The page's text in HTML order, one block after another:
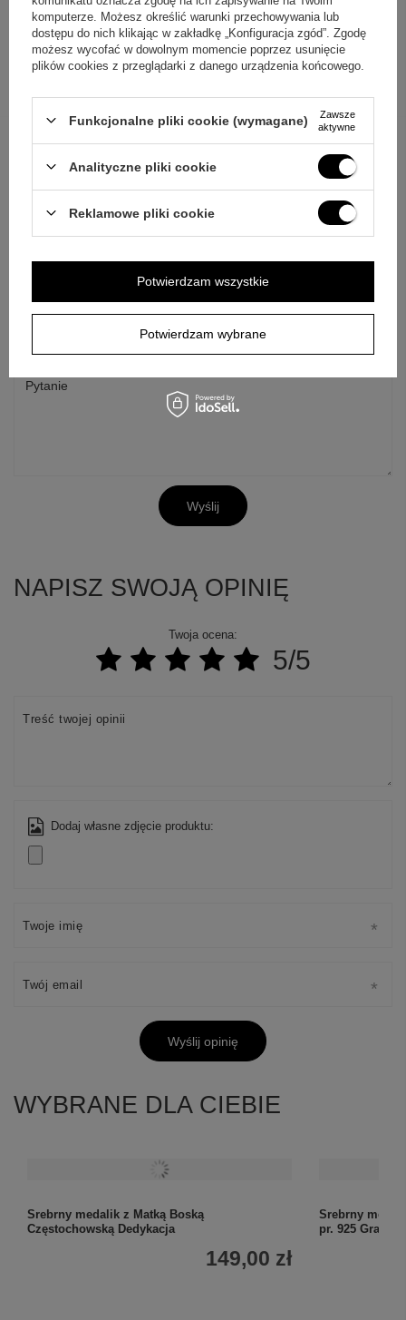
ZAPYTAJ O PRODUKT
Jeżeli powyższy opis jest dla Ciebie niewystarczający, prześlij nam
. Przesyłając je, akceptujesz jej postanowienia.
Pytanie
Wyślij
NAPISZ SWOJĄ OPINIĘ
Twoja ocena:
5/5
Treść twojej opinii
Dodaj własne zdjęcie produktu:
Twoje imię
Twój email
Wyślij opinię
WYBRANE DLA CIEBIE
Srebrny medalik z Matką Boską
Częstochowską Dedykacja
149,00 zł
Srebrny
pr. 925
komputerze. Możesz określić warunki przechowywania lub
dostępu do nich klikając w zakładkę „Konfiguracja zgód”. Zgodę
możesz wycofać w dowolnym momencie poprzez usunięcie
plików cookies z przeglądarki z danego urządzenia końcowego.
Funkcjonalne pliki cookie (wymagane)
Zawsze
aktywne
Analityczne pliki cookie
Reklamowe pliki cookie
Potwierdzam wybrane
Potwierdzam wszystkie